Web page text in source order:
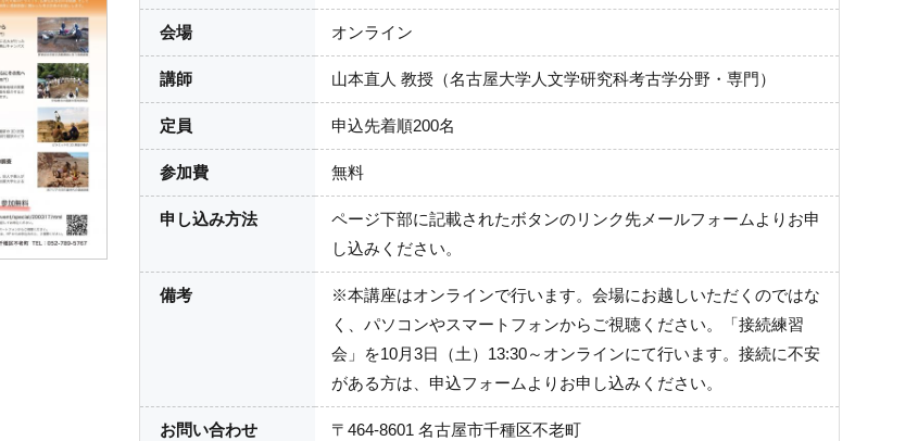
会場 オンライン
講師 山本直人 教授（名古屋大学人文学研究科考古学分野・専門）
定員 申込先着順200名
参加費 無料
申し込み方法
ページ下部に記載されたボタンのリンク先メールフォームよりお申
し込みください。
備考
※本講座はオンラインで行います。会場にお越しいただくのではな
く、パソコンやスマートフォンからご視聴ください。「接続練習
会」を10月3日（土）13:30～オンラインにて行います。接続に不安
がある方は、申込フォームよりお申し込みください。
お問い合わせ
〒464-8601 名古屋市千種区不老町